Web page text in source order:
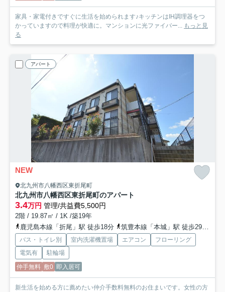
家具・家電付きですぐに生活を始められます♪キッチンはIH調理器をつ
かっていますので料理が快適に。マンションに光ファイバー... もっと見
る
アパート
NEW
北九州市八幡西区東折尾町
北九州市八幡西区東折尾町のアパート
3.4万円 管理/共益費5,500円
2階 / 19.87㎡ / 1K /築19年
鹿児島本線「折尾」駅 徒歩18分
筑豊本線「本城」駅 徒歩29分
バス・トイレ別 室内洗濯機置場 エアコン
フローリング
電気有
駐輪場
仲手無料 敷0 即入居可
新生活を始める方に薦めたい仲介手数料無料のお住まいです。女性の方